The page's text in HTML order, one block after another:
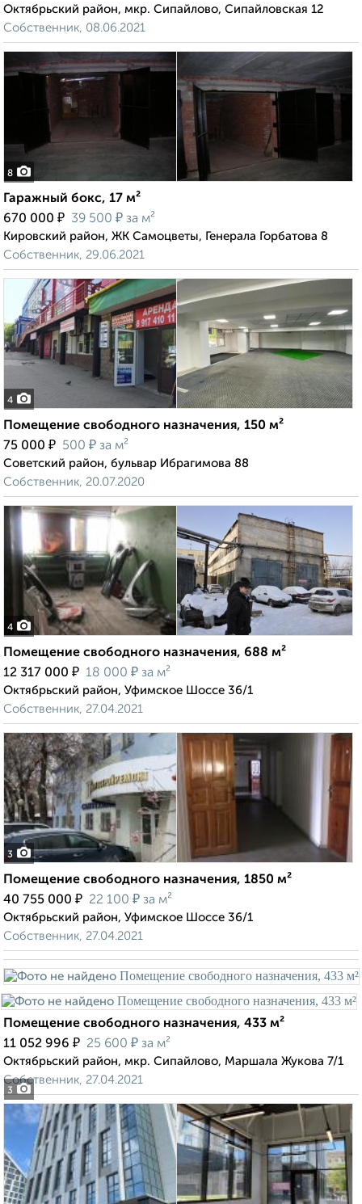
Октябрьский район, мкр. Сипайлово, Сипайловская 12
Собственник, 08.06.2021
8
Гаражный бокс, 17 м²
670 000 ₽ 39 500 ₽ за м²
Кировский район, ЖК Самоцветы, Генерала Горбатова 8
Собственник, 29.06.2021
4
Помещение свободного назначения, 150 м²
75 000 ₽ 500 ₽ за м²
Советский район, бульвар Ибрагимова 88
Собственник, 20.07.2020
4
Помещение свободного назначения, 688 м²
12 317 000 ₽ 18 000 ₽ за м²
Октябрьский район, Уфимское Шоссе 36/1
Собственник, 27.04.2021
3
Помещение свободного назначения, 1850 м²
40 755 000 ₽ 22 100 ₽ за м²
Октябрьский район, Уфимское Шоссе 36/1
Собственник, 27.04.2021
3
Помещение свободного назначения, 433 м²
11 052 996 ₽ 25 600 ₽ за м²
Октябрьский район, мкр. Сипайлово, Маршала Жукова 7/1
Собственник, 27.04.2021